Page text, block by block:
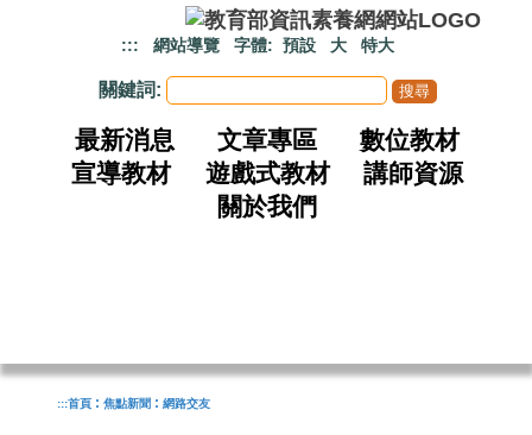
::: 網站導覽 字體: 預設 大 特大
關鍵詞:
最新消息 文章專區
數位教材
宣導教材
遊戲式教材
講師資源
關於我們
:::首頁 : 焦點新聞 : 網路交友